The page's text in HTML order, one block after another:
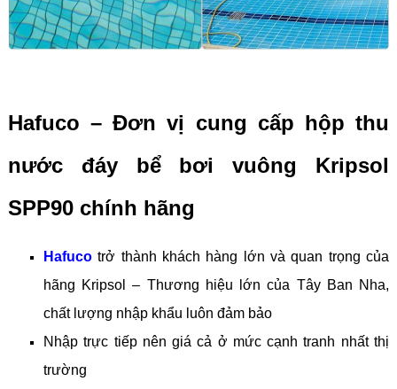
Hafuco – Đơn vị cung cấp hộp thu
nước đáy bể bơi vuông Kripsol
SPP90 chính hãng
Hafucotrở thành khách hàng lớn và quan trọng của
hãng Kripsol – Thương hiệu lớn của Tây Ban Nha,
chất lượng nhập khẩu luôn đảm bảo
Nhập trực tiếp nên giá cả ở mức cạnh tranh nhất thị
trường